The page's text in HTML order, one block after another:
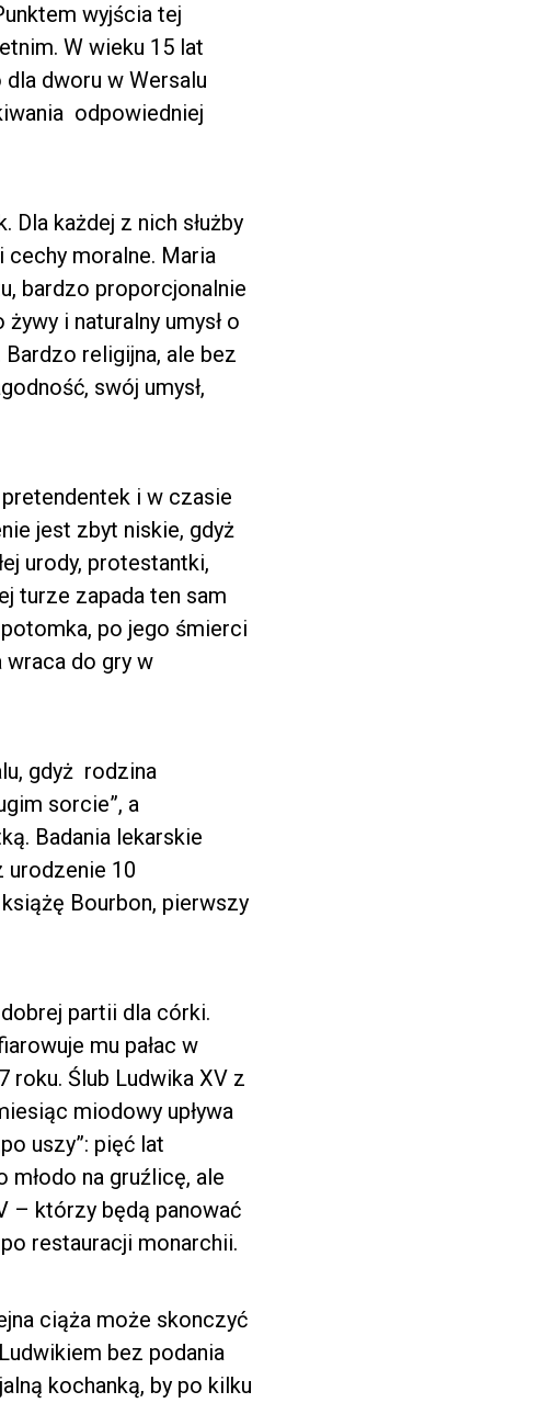
wyjścia tej
W wieku 15 lat
dla dworu w Wersalu
odpowiedniej
każdej z nich służby
cechy moralne. Maria
bardzo proporcjonalnie
i naturalny umysł o
Bardzo religijna, ale bez
swój umysł,
i w czasie
jest zbyt niskie, gdyż
urody, protestantki,
turze zapada ten sam
po jego śmierci
do gry w
gdyż rodzina
sorcie”, a
Badania lekarskie
urodzenie 10
Bourbon, pierwszy
partii dla córki.
mu pałac w
roku. Ślub Ludwika XV z
miodowy upływa
uszy”: pięć lat
na gruźlicę, ale
– którzy będą panować
restauracji monarchii.
ciąża może skonczyć
bez podania
kochanką, by po kilku